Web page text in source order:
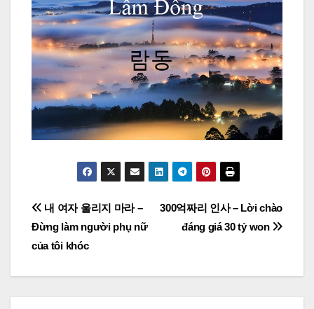
Post
navigation
300억짜리 인사 – Lời chào
đáng giá 30 tỷ won
내 여자 울리지 마라 –
Đừng làm người phụ nữ
của tôi khóc